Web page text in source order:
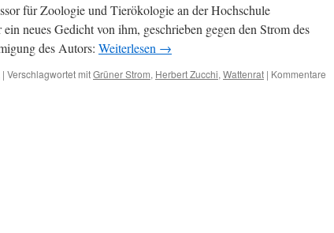
für Zoologie und Tierökologie an der Hochschule
neues Gedicht von ihm, geschrieben gegen den Strom des
des Autors: Weiterlesen →
| Verschlagwortet mitGrüner Strom, Herbert Zucchi, Wattenrat | Kommentare